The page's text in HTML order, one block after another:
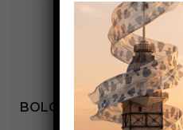
BOLOGNA KOLEKSIYONU